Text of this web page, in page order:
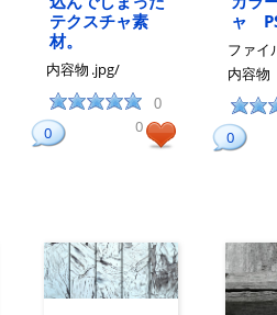
テクスチャ素
材。
内容物 .jpg/
0
0 0
ャ
ファイ
内容物
0